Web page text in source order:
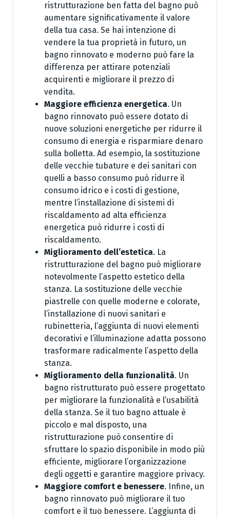
ristrutturazione ben fatta del bagno può
aumentare significativamente il valore
della tua casa. Se hai intenzione di
vendere la tua proprietà in futuro, un
bagno rinnovato e moderno può fare la
differenza per attirare potenziali
acquirenti e migliorare il prezzo di
vendita.
Maggiore efficienza energetica. Un
bagno rinnovato può essere dotato di
nuove soluzioni energetiche per ridurre il
consumo di energia e risparmiare denaro
sulla bolletta. Ad esempio, la sostituzione
delle vecchie tubature e dei sanitari con
quelli a basso consumo può ridurre il
consumo idrico e i costi di gestione,
mentre l’installazione di sistemi di
riscaldamento ad alta efficienza
energetica può ridurre i costi di
riscaldamento.
Miglioramento dell’estetica. La
ristrutturazione del bagno può migliorare
notevolmente l’aspetto estetico della
stanza. La sostituzione delle vecchie
piastrelle con quelle moderne e colorate,
l’installazione di nuovi sanitari e
rubinetteria, l’aggiunta di nuovi elementi
decorativi e l’illuminazione adatta possono
trasformare radicalmente l’aspetto della
stanza.
Miglioramento della funzionalità. Un
bagno ristrutturato può essere progettato
per migliorare la funzionalità e l’usabilità
della stanza. Se il tuo bagno attuale è
piccolo e mal disposto, una
ristrutturazione può consentire di
sfruttare lo spazio disponibile in modo più
efficiente, migliorare l’organizzazione
degli oggetti e garantire maggiore privacy.
Maggiore comfort e benessere. Infine, un
bagno rinnovato può migliorare il tuo
comfort e il tuo benessere. L’aggiunta di